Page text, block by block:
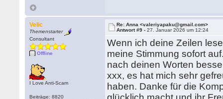
Velic
Themenstarter
Consultant
Offline
I Love Anti-Scam
Beiträge: 8820
Re: Anna <valeriyapaku@gmail.com>
Antwort #9 -27. Januar 2026 um 12:24
Wenn ich deine Zeilen
meine Stimmung sofort
nach deinen Worten
xxx, es hat mich sehr
haben. Danke für die